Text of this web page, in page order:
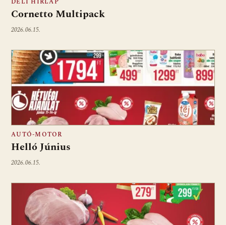
DÉLI HÍRLAP
Cornetto Multipack
2026.06.15.
AUTÓ-MOTOR
Helló Június
2026.06.15.